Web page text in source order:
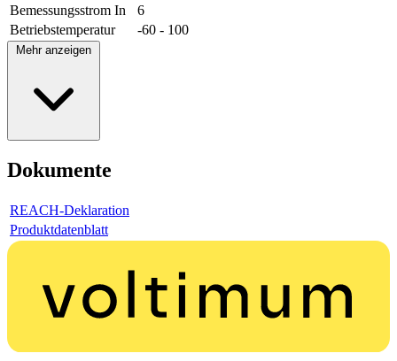
Bemessungsstrom In
6
Betriebstemperatur
-60 - 100
Mehr anzeigen
Dokumente
REACH-Deklaration
Produktdatenblatt